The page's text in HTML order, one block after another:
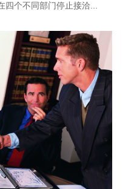
个不同部门停止接洽...